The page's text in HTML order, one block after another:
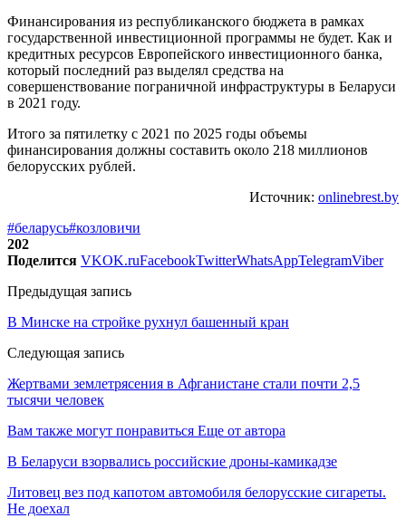
Финансирования из республиканского бюджета в рамках
государственной инвестиционной программы не будет. Как и
кредитных ресурсов Европейского инвестиционного банка,
который последний раз выделял средства на
совершенствование пограничной инфраструктуры в Беларуси
в 2021 году.
Итого за пятилетку с 2021 по 2025 годы объемы
финансирования должны составить около 218 миллионов
белорусских рублей.
Источник: onlinebrest.by
#беларусь#козловичи
202
Поделится VKOK.ruFacebookTwitterWhatsAppTelegramViber
Предыдущая запись
В Минске на стройке рухнул башенный кран
Следующая запись
Жертвами землетрясения в Афганистане стали почти 2,5
тысячи человек
Вам также могут понравиться Еще от автора
В Беларуси взорвались российские дроны-камикадзе
Литовец вез под капотом автомобиля белорусские сигареты.
Не доехал